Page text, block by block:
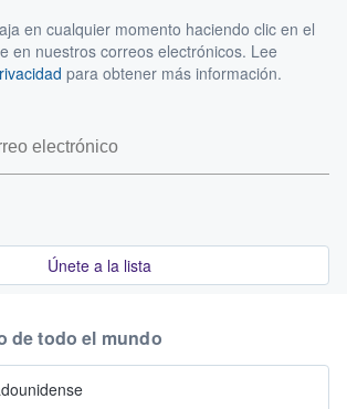
en cualquier momento haciendo clic en el
en nuestros correos electrónicos. Lee
para obtener más información.
Únete a la lista
de todo el mundo